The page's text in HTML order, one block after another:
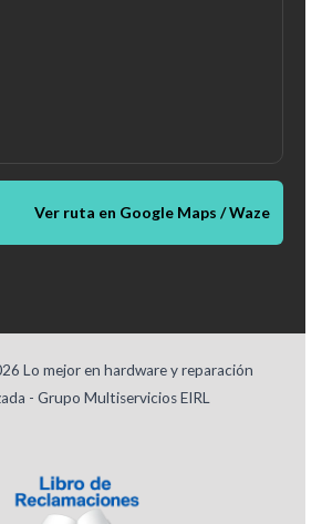
Ver ruta en Google Maps / Waze
Lo mejor en hardware y reparación
- Grupo Multiservicios EIRL